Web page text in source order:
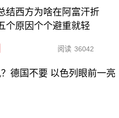
结西方为啥在阿富汗折
个原因个个避重就轻
阅读 36042
德国不要 以色列眼前一亮